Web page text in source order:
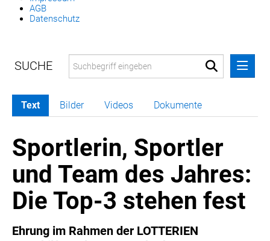
AGB
Datenschutz
MELDUNGEN
COCA-COLA
COCA-COLA HBC ÖSTERREICH
RÖMERQUELLE
ÖSTERREICHISCHE SPORTHILFE
BARFLY'S CLUB
Text Bilder Videos Dokumente
Sportlerin, Sportler
und Team des Jahres:
Die Top-3 stehen fest
Ehrung im Rahmen der LOTTERIEN